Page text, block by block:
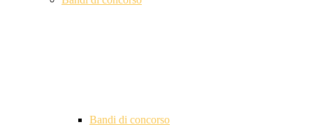
Bandi di concorso